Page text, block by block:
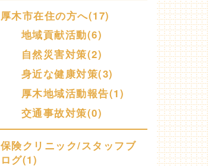
厚木市在住の方へ(17)
地域貢献活動(6)
自然災害対策(2)
身近な健康対策(3)
厚木地域活動報告(1)
交通事故対策(0)
保険クリニック/スタッフブ
ログ(1)